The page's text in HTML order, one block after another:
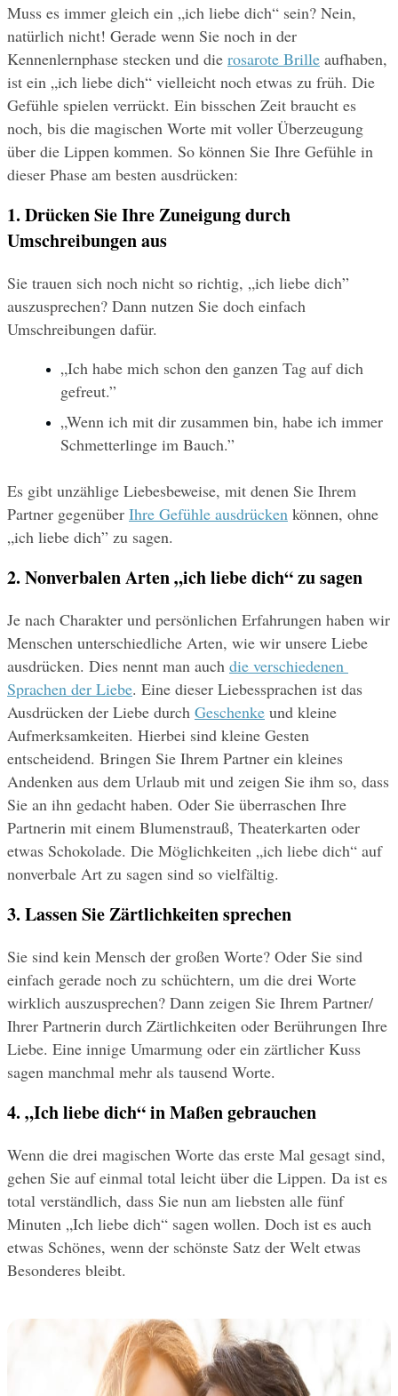
Muss es immer gleich ein „ich liebe dich“ sein? Nein,
natürlich nicht! Gerade wenn Sie noch in der
Kennenlernphase stecken und die rosarote Brille aufhaben,
ist ein „ich liebe dich“ vielleicht noch etwas zu früh. Die
Gefühle spielen verrückt. Ein bisschen Zeit braucht es
noch, bis die magischen Worte mit voller Überzeugung
über die Lippen kommen. So können Sie Ihre Gefühle in
dieser Phase am besten ausdrücken:
1. Drücken Sie Ihre Zuneigung durch
Umschreibungen aus
Sie trauen sich noch nicht so richtig, „ich liebe dich”
auszusprechen? Dann nutzen Sie doch einfach
Umschreibungen dafür.
„Ich habe mich schon den ganzen Tag auf dich
gefreut.”
„Wenn ich mit dir zusammen bin, habe ich immer
Schmetterlinge im Bauch.”
Es gibt unzählige Liebesbeweise, mit denen Sie Ihrem
Partner gegenüber Ihre Gefühle ausdrücken können, ohne
„ich liebe dich” zu sagen.
2. Nonverbalen Arten „ich liebe dich“ zu sagen
Je nach Charakter und persönlichen Erfahrungen haben wir
Menschen unterschiedliche Arten, wie wir unsere Liebe
ausdrücken. Dies nennt man auch die verschiedenen
Sprachen der Liebe. Eine dieser Liebessprachen ist das
Ausdrücken der Liebe durch Geschenke und kleine
Aufmerksamkeiten. Hierbei sind kleine Gesten
entscheidend. Bringen Sie Ihrem Partner ein kleines
Andenken aus dem Urlaub mit und zeigen Sie ihm so, dass
Sie an ihn gedacht haben. Oder Sie überraschen Ihre
Partnerin mit einem Blumenstrauß, Theaterkarten oder
etwas Schokolade. Die Möglichkeiten „ich liebe dich“ auf
nonverbale Art zu sagen sind so vielfältig.
3. Lassen Sie Zärtlichkeiten sprechen
Sie sind kein Mensch der großen Worte? Oder Sie sind
einfach gerade noch zu schüchtern, um die drei Worte
wirklich auszusprechen? Dann zeigen Sie Ihrem Partner/
Ihrer Partnerin durch Zärtlichkeiten oder Berührungen Ihre
Liebe. Eine innige Umarmung oder ein zärtlicher Kuss
sagen manchmal mehr als tausend Worte.
4. „Ich liebe dich“ in Maßen gebrauchen
Wenn die drei magischen Worte das erste Mal gesagt sind,
gehen Sie auf einmal total leicht über die Lippen. Da ist es
total verständlich, dass Sie nun am liebsten alle fünf
Minuten „Ich liebe dich“ sagen wollen. Doch ist es auch
etwas Schönes, wenn der schönste Satz der Welt etwas
Besonderes bleibt.